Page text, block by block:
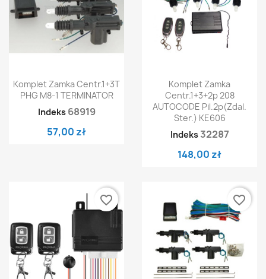
Komplet Zamka Centr.1+3T
PHG M8-1 TERMINATOR
Indeks 68919
57,00 zł
Komplet Zamka
Centr.1+3+2p 208
AUTOCODE Pil.2p(zdal.
Ster.) KE606
Indeks 32287
148,00 zł
favorite_border favorite_border